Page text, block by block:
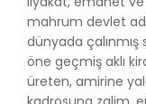
mahrum devlet
dünyada çalınmış
öne geçmiş aklı
üreten, amirine